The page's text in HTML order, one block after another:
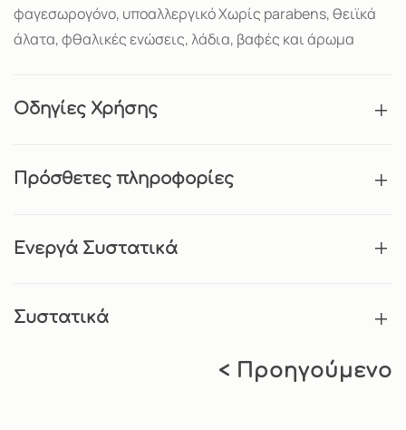
φαγεσωρογόνο, υποαλλεργικό Χωρίς parabens, θειϊκά
άλατα, φθαλικές ενώσεις, λάδια, βαφές και άρωμα
Οδηγίες Χρήσης
Πρόσθετες πληροφορίες
Ενεργά Συστατικά
Συστατικά
< Προηγούμενο